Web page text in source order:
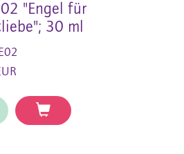
02 "Engel für
30 ml